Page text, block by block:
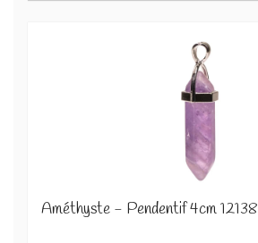
Améthyste - Pendentif 4cm 12138